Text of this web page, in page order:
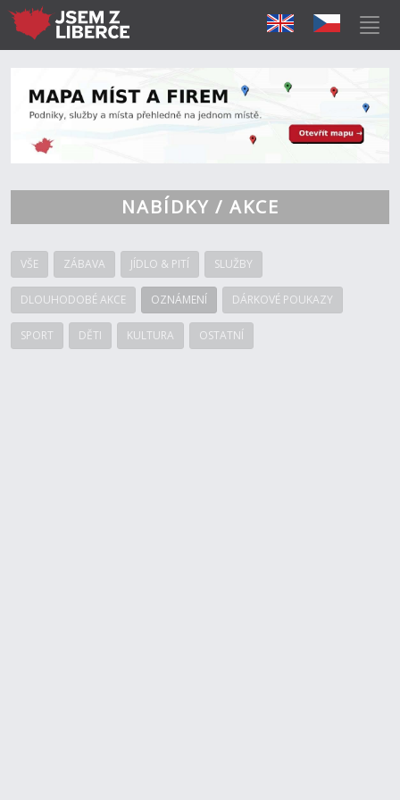
NABÍDKY / AKCE
VŠE ZÁBAVA JÍDLO & PITÍ SLUŽBY
DLOUHODOBÉ AKCE OZNÁMENÍ DÁRKOVÉ POUKAZY
SPORT DĚTI KULTURA OSTATNÍ